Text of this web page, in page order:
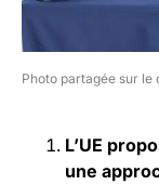
Photo partagée sur
L’UE
une